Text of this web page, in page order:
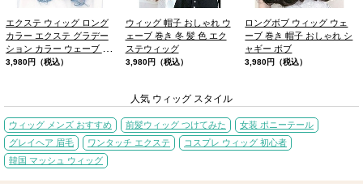
エクステ ウィッグ ロング
カラー エクステ グラデー
ション カラー ウェーブ 巻
き帽子 おしゃれ
3,980円（税込）
ウィッグ 帽子 おしゃれ ウ
ェーブ 巻き 冬 髪 色 エク
ステウィッグ
3,980円（税込）
ロングボブ ウィッグ ウェ
ーブ 巻き 帽子 おしゃれ シ
ャギー ボブ
3,980円（税込）
人気 ウィッグ スタイル
ウィッグ メンズ おすすめ 前髪ウィッグ つけてみた
女装 ポニーテール
グレイヘア 眉毛
ワンタッチ エクステ
コスプレ ウィッグ 初心者
韓国 マッシュ ウィッグ